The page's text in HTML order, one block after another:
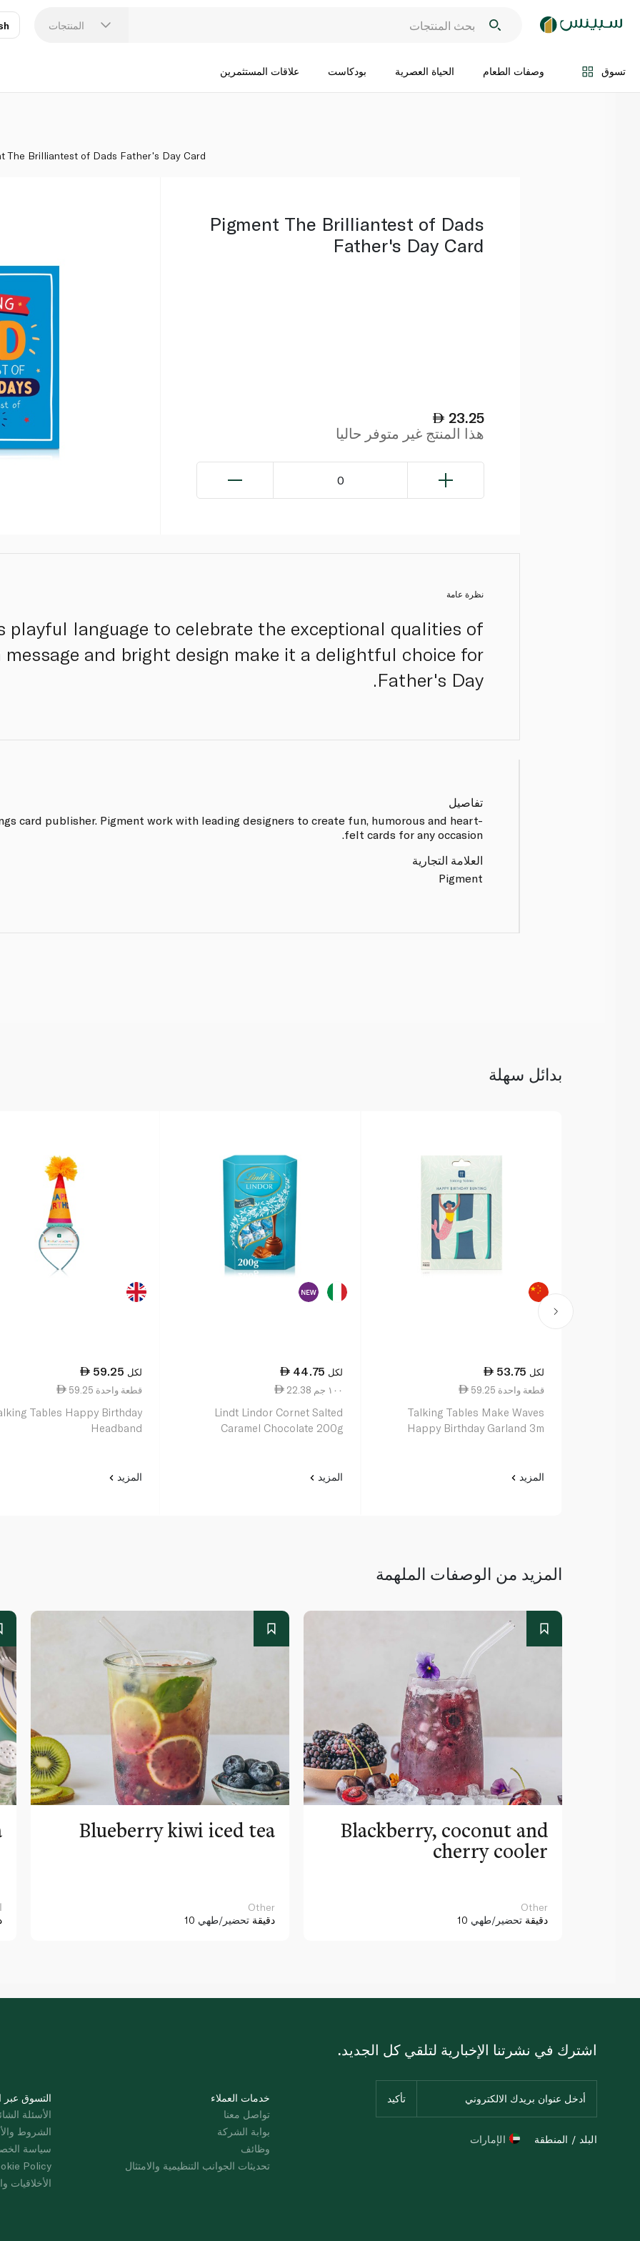
المنتجات
تسوق وصفات الطعام الحياة العصرية بودكاست علاقات المستثمرين
اضف الى السلة
The Brilliantest of Dads Father's Day Card
Pigment The Brilliantest of Dads
Father's Day Card
23.25
هذا المنتج غير متوفر حاليا
0
نظرة عامة
playful language to celebrate the exceptional qualities of
and bright design make it a delightful choice for
Father's Day.
تفاصيل
card publisher. Pigment work with leading designers to create fun, humorous and heart-
felt cards for any occasion.
العلامة التجارية
Pigment
بدائل سهلة
53.75 لكل
59.25 قطعة واحدة
Talking Tables Make Waves
Happy Birthday Garland 3m
المزيد
44.75 لكل
22.38 ١٠٠ جم
Lindt Lindor Cornet Salted
Caramel Chocolate 200g
المزيد
59.25 لكل
59.25 قطعة واحدة
Tables Happy Birthday
Headband
المزيد
المزيد من الوصفات الملهمة
Blueberry kiwi iced tea
Other
10 دقيقة تحضير/طهي
Blackberry, coconut and
cherry cooler
Other
10 دقيقة تحضير/طهي
التسوق عبر
الأسئلة
الشروط
سياسة
Policy
الأخلاقيات
خدمات العملاء
تواصل معنا
بوابة الشركة
وظائف
تحديثات الجوانب التنظيمية والامتثال
اشترك في نشرتنا الإخبارية لتلقي كل الجديد.
البلد / المنطقة الإمارات